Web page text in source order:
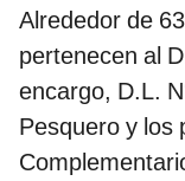
Alrededor de
pertenecen al
encargo, D.L.
Pesquero y los